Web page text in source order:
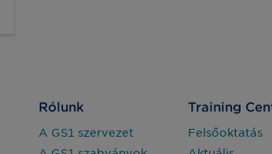
Rólunk
A GS1 szervezet
Training
Felsőoktatás